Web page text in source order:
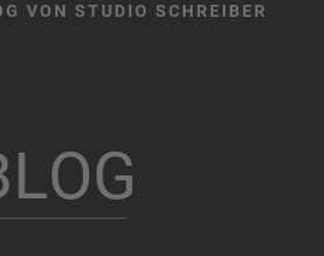
VON STUDIO SCHREIBER
LOG